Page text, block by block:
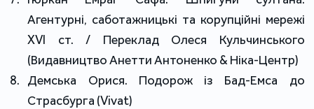
Агентурні, саботажницькі та корупційні мережі
XVI ст. / Переклад Олеся Кульчинського
(Видавництво Анетти Антоненко & Ніка-Центр)
Демська Орися. Подорож із Бад-Емса до
Страсбурга (Vivat)